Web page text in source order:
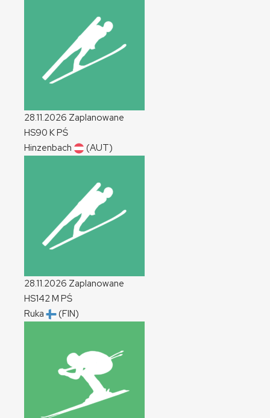
28.11.2026 Zaplanowane
HS90 KPŚ
Hinzenbach
(AUT)
28.11.2026 Zaplanowane
HS142M PŚ
Ruka
(FIN)